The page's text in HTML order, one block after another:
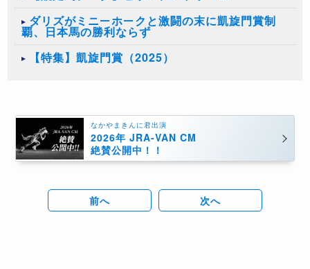
ダリズがミニーホークと激闘の末に凱旋門賞制
覇、日本馬の勝利ならず
【特集】凱旋門賞（2025）
なかやまきんに君出演
2026年 JRA-VAN CM
絶賛公開中！！
前へ 次へ